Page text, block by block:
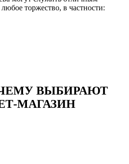
торжество, в частности:
ВЫБИРАЮТ
МАГАЗИН